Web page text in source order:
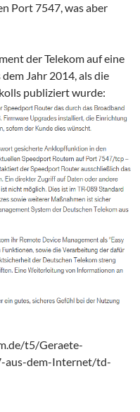
Port 7547, was aber
der Telekom auf eine
Jahr 2014, als die
publiziert wurde:
t5/Geraete-
aus-dem-Internet/td-